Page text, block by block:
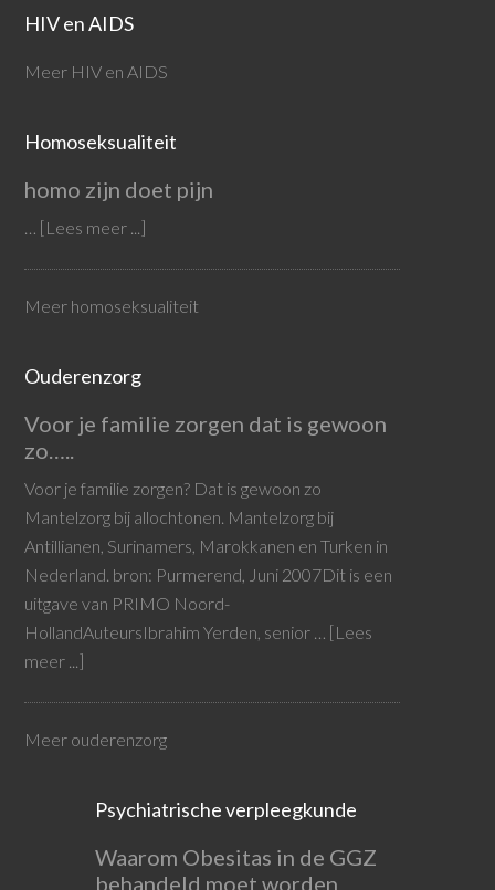
HIV en AIDS
Meer HIV en AIDS
Homoseksualiteit
homo zijn doet pijn
… [Lees meer ...]
Meer homoseksualiteit
Ouderenzorg
Voor je familie zorgen dat is gewoon
zo…..
Voor je familie zorgen? Dat is gewoon zo
Mantelzorg bij allochtonen. Mantelzorg bij
Antillianen, Surinamers, Marokkanen en Turken in
Nederland. bron: Purmerend, Juni 2007Dit is een
uitgave van PRIMO Noord-
HollandAuteursIbrahim Yerden, senior … [Lees
meer ...]
Meer ouderenzorg
Psychiatrische verpleegkunde
Waarom Obesitas in de GGZ
behandeld moet worden